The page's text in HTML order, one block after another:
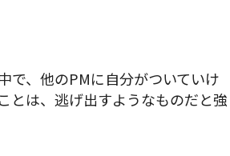
で、他のPMに自分がついていけ
とは、逃げ出すようなものだと強